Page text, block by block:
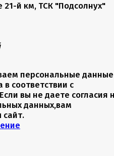
й км, ТСК "Подсолнух"
персональные данные
соответствии с
вы не даете согласия
данных,вам
сайт.